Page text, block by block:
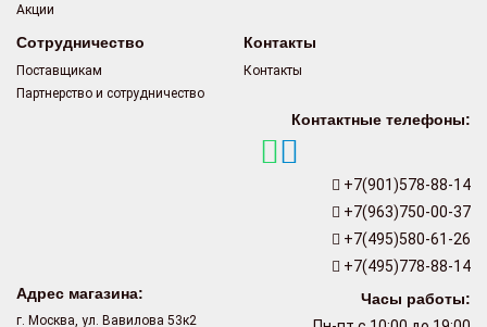
Акции
Сотрудничество
Поставщикам
Партнерство и сотрудничество
Контакты
Контакты
Контактные телефоны:
+7(901)578-88-14
+7(963)750-00-37
+7(495)580-61-26
+7(495)778-88-14
Часы работы:
Адрес магазина:
г. Москва, ул. Вавилова 53к2